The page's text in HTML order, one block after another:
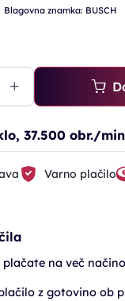
Blagovna znamka: BUSCH
37.500 obr./
Varno plačilo
na več
z gotovino ob